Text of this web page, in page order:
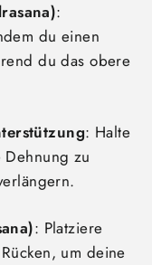
:
du einen
du das obere
: Halte
zu
: Platziere
um deine